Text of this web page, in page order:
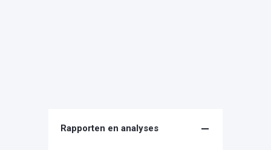
Rapporten en analyses